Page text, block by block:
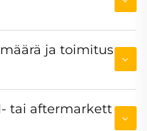
ja toimitus
tai aftermarkett